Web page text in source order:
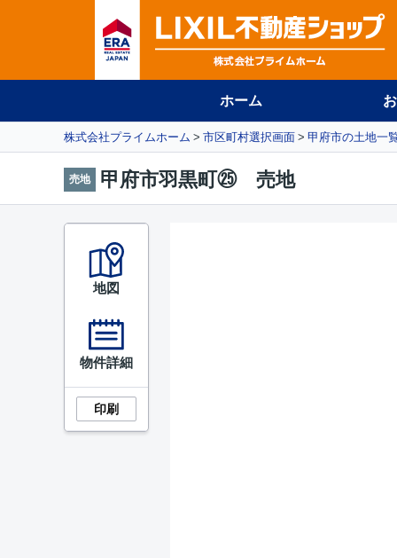
ホーム
株式会社プライムホーム 市区町村選択画面 甲府市の土地一
売地 甲府市羽黒町㉕ 売地
地図
物件詳細
印刷